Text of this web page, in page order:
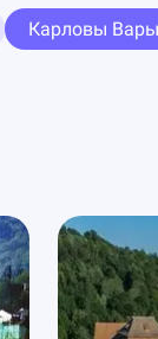
Карловы Вары